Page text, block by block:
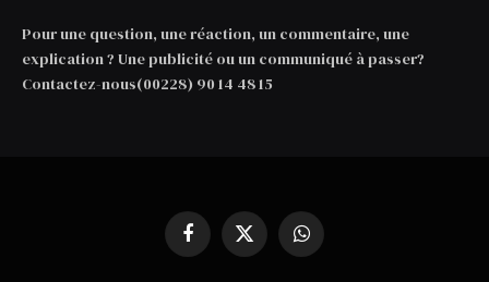
Pour une question, une réaction, un commentaire, une
explication ? Une publicité ou un communiqué à passer?
Contactez-nous(00228) 90 14 48 15
Facebook
X
(Twitter)
WhatsApp